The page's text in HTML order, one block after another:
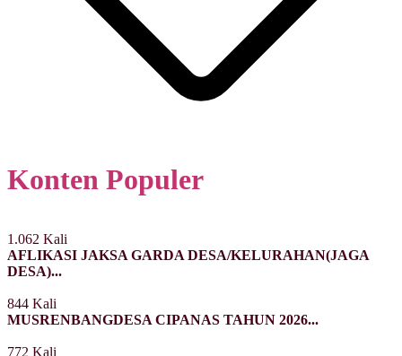
Konten Populer
1.062 Kali
AFLIKASI JAKSA GARDA DESA/KELURAHAN(JAGA
DESA)...
844 Kali
MUSRENBANGDESA CIPANAS TAHUN 2026...
772 Kali